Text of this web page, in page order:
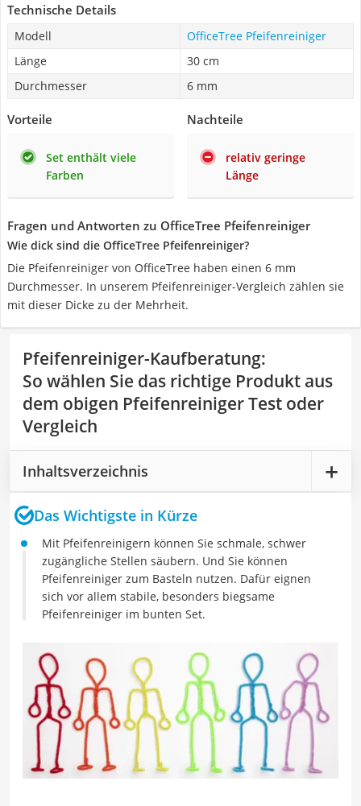
Technische Details
Modell
OfficeTree Pfeifenreiniger
Länge
30 cm
Durchmesser
6 mm
Vorteile
Set enthält viele
Farben
Nachteile
relativ geringe
Länge
Fragen und Antworten zu OfficeTree Pfeifenreiniger
Wie dick sind die OfficeTree Pfeifenreiniger?
Die Pfeifenreiniger von OfficeTree haben einen 6 mm
Durchmesser. In unserem Pfeifenreiniger-Vergleich zählen sie
mit dieser Dicke zu der Mehrheit.
Pfeifenreiniger-Kaufberatung:
So wählen Sie das richtige Produkt aus
dem obigen Pfeifenreiniger Test oder
Vergleich
Inhaltsverzeichnis
Das Wichtigste in Kürze
Mit Pfeifenreinigern können Sie schmale, schwer
zugängliche Stellen säubern. Und Sie können
Pfeifenreiniger zum Basteln nutzen. Dafür eignen
sich vor allem stabile, besonders biegsame
Pfeifenreiniger im bunten Set.